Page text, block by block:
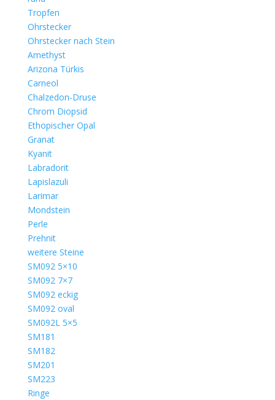
Tropfen
Ohrstecker
Ohrstecker nach Stein
Amethyst
Arizona Türkis
Carneol
Chalzedon-Druse
Chrom Diopsid
Ethopischer Opal
Granat
Kyanit
Labradorit
Lapislazuli
Larimar
Mondstein
Perle
Prehnit
weitere Steine
SM092 5×10
SM092 7×7
SM092 eckig
SM092 oval
SM092L 5×5
SM181
SM182
SM201
SM223
Ringe